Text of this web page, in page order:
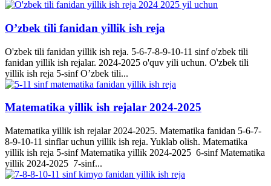
O’zbek tili fanidan yillik ish reja
O'zbek tili fanidan yillik ish reja. 5-6-7-8-9-10-11 sinf o'zbek tili
fanidan yillik ish rejalar. 2024-2025 o'quv yili uchun. O'zbek tili
yillik ish reja 5-sinf O’zbek tili...
Matematika yillik ish rejalar 2024-2025
Matematika yillik ish rejalar 2024-2025. Matematika fanidan 5-6-7-
8-9-10-11 sinflar uchun yillik ish reja. Yuklab olish. Matematika
yillik ish reja 5-sinf Matematika yillik 2024-2025 6-sinf Matematika
yillik 2024-2025 7-sinf...